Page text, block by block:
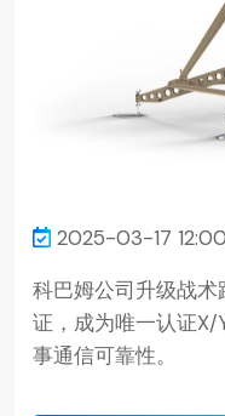
2025-03-17
科巴姆公司升级战术
证，成为唯一认证X/
事通信可靠性。